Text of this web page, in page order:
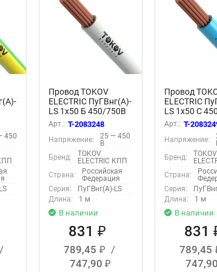
450
/
Провод TOKOV
ELECTRIC ПуГВнг(А)-
LS 1х50 Б 450/750В
(м) 00-00028121
Арт.: T-2083248
Напряжение:
25 — 450
В
Бренд:
TOKOV
ELECTRIC КПП
Страна:
Российская
Федерация
Серия:
ПуГВнг(А)-LS
Длина:
1 м
В наличии
831₽
789,45 ₽
/
747,90 ₽
Провод
ELECTRIC
LS 1х50 С
(м) 00-
Арт.: T-
Напряжение:
Бренд:
TOKOV
Страна:
Серия:
Длина:
1 м
В наличии
831
789,45
747,90